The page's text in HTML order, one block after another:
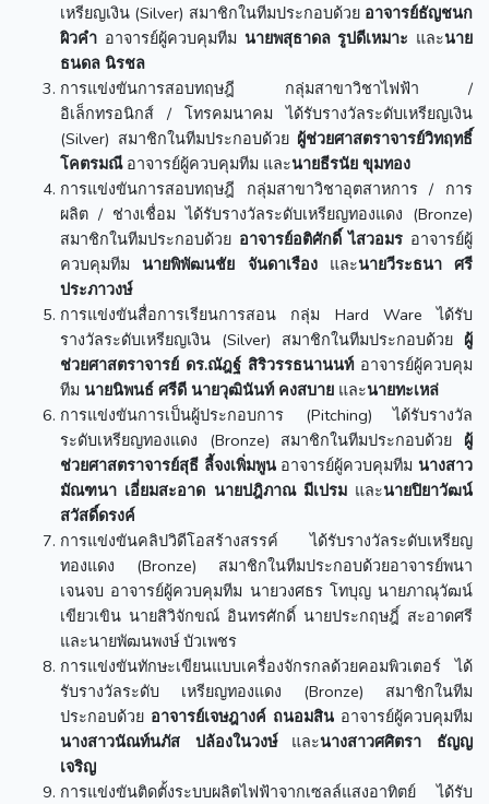
เหรียญเงิน (Silver) สมาชิกในทีมประกอบด้วย อาจารย์ธัญชนก
ผิวคำ อาจารย์ผู้ควบคุมทีม นายพสุธาดล รูปดีเหมาะ และนาย
ธนดล นิรชล
การแข่งขันการสอบทฤษฎี กลุ่มสาขาวิชาไฟฟ้า /
อิเล็กทรอนิกส์ / โทรคมนาคม ได้รับรางวัลระดับเหรียญเงิน
(Silver) สมาชิกในทีมประกอบด้วย ผู้ช่วยศาสตราจารย์วิทฤทธิ์
โคตรมณีอาจารย์ผู้ควบคุมทีม และนายธีรนัย ขุมทอง
การแข่งขันการสอบทฤษฎี กลุ่มสาขาวิชาอุตสาหการ / การ
ผลิต / ช่างเชื่อม ได้รับรางวัลระดับเหรียญทองแดง (Bronze)
สมาชิกในทีมประกอบด้วย อาจารย์อติศักดิ์ ไสวอมร อาจารย์ผู้
ควบคุมทีมนายพิพัฒนชัย จันดาเรืองและนายวีระธนา ศรี
ประภาวงษ์
การแข่งขันสื่อการเรียนการสอน กลุ่ม Hard Ware ได้รับ
รางวัลระดับเหรียญเงิน (Silver) สมาชิกในทีมประกอบด้วย ผู้
ช่วยศาสตราจารย์ ดร.ณัฎฐ์ สิริวรรธนานนท์อาจารย์ผู้ควบคุม
ทีม นายนิพนธ์ ศรีดี นายวุฒินันท์ คงสบาย และนายทะเหล่
การแข่งขันการเป็นผู้ประกอบการ (Pitching) ได้รับรางวัล
ระดับเหรียญทองแดง (Bronze) สมาชิกในทีมประกอบด้วย ผู้
ช่วยศาสตราจารย์สุธี ลี้จงเพิ่มพูนอาจารย์ผู้ควบคุมทีมนางสาว
มัณฑนา เอี่ยมสะอาด นายปฎิภาณ มีเปรมและนายปิยาวัฒน์
สวัสดิ์ดรงค์
การแข่งขันคลิปวิดีโอสร้างสรรค์ ได้รับรางวัลระดับเหรียญ
ทองแดง (Bronze) สมาชิกในทีมประกอบด้วยอาจารย์พนา
เจนจบ อาจารย์ผู้ควบคุมทีม นายวงศธร โทบุญ นายภาณุวัฒน์
เขียวเขิน นายสิวิจักขณ์ อินทรศักดิ์ นายประกฤษฎิ์ สะอาดศรี
และนายพัฒนพงษ์ บัวเพชร
การแข่งขันทักษะเขียนแบบเครื่องจักรกลด้วยคอมพิวเตอร์ ได้
รับรางวัลระดับ เหรียญทองแดง (Bronze) สมาชิกในทีม
ประกอบด้วย อาจารย์เจษฎางค์ ถนอมสิน อาจารย์ผู้ควบคุมทีม
นางสาวนัณท์นภัส ปล้องในวงษ์และนางสาวศศิตรา ธัญญ
เจริญ
การแข่งขันติดตั้งระบบผลิตไฟฟ้าจากเซลล์แสงอาทิตย์ ได้รับ